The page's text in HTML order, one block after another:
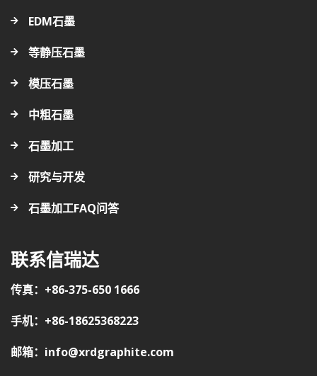
EDM石墨
等静压石墨
模压石墨
中粗石墨
石墨加工
研究与开发
石墨加工FAQ问答
联系信瑞达
传真：+86-375-650 1666
手机：+86-18625368223
邮箱：info@xrdgraphite.com